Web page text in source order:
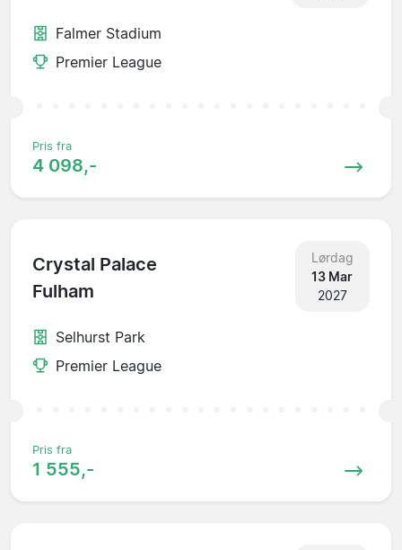
Falmer Stadium
Premier League
Pris fra
4 098,-
Crystal Palace
Fulham
Lørdag
13 Mar
2027
Selhurst Park
Premier League
Pris fra
1 555,-